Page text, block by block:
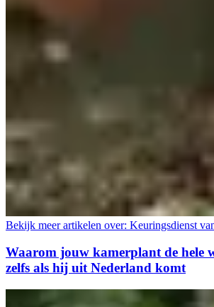
Bekijk meer artikelen over: Keuringsdienst
Waarom jouw kamerplant de hele
zelfs als hij uit Nederland komt